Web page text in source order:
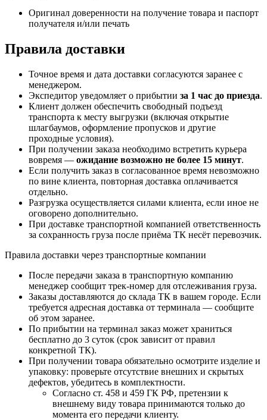
Оригинал доверенности на получение товара и паспорт
получателя и/или печать
Правила доставки
Точное время и дата доставки согласуются заранее с
менеджером.
Экспедитор уведомляет о прибытии за 1 час до приезда.
Клиент должен обеспечить свободный подъезд
транспорта к месту выгрузки (включая открытие
шлагбаумов, оформление пропусков и другие
проходные условия).
При получении заказа необходимо встретить курьера
вовремя — ожидание возможно не более 15 минут.
Если получить заказ в согласованное время невозможно
по вине клиента, повторная доставка оплачивается
отдельно.
Разгрузка осуществляется силами клиента, если иное не
оговорено дополнительно.
При доставке транспортной компанией ответственность
за сохранность груза после приёма ТК несёт перевозчик.
Правила доставки через транспортные компании
После передачи заказа в транспортную компанию
менеджер сообщит трек-номер для отслеживания груза.
Заказы доставляются до склада ТК в вашем городе. Если
требуется адресная доставка от терминала — сообщите
об этом заранее.
По прибытии на терминал заказ может храниться
бесплатно до 3 суток (срок зависит от правил
конкретной ТК).
При получении товара обязательно осмотрите изделие и
упаковку: проверьте отсутствие внешних и скрытых
дефектов, убедитесь в комплектности.
Согласно ст. 458 и 459 ГК РФ, претензии к
внешнему виду товара принимаются только до
момента его передачи клиенту.